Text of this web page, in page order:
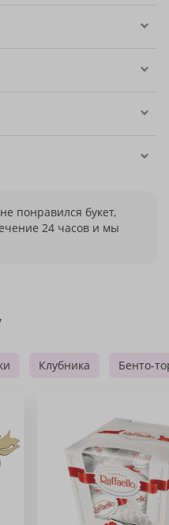
понравился букет,
24 часов и мы
Клубника Бенто-